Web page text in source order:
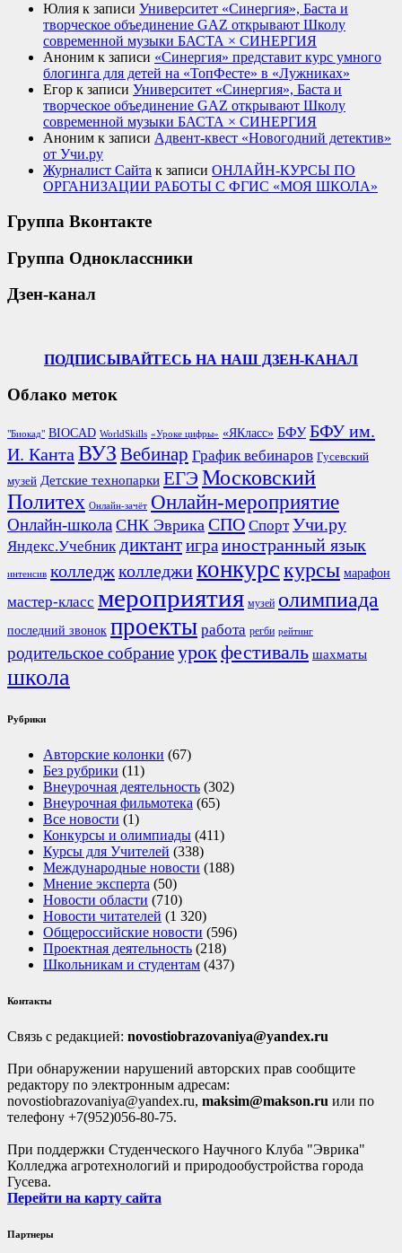
Юлия к записи Университет «Синергия», Баста и
творческое объединение GAZ открывают Школу
современной музыки БАСТА × СИНЕРГИЯ
Аноним к записи «Синергия» представит курс умного
блогинга для детей на «ТопФесте» в «Лужниках»
Егор к записи Университет «Синергия», Баста и
творческое объединение GAZ открывают Школу
современной музыки БАСТА × СИНЕРГИЯ
Аноним к записи Адвент-квест «Новогодний детектив»
от Учи.ру
Журналист Сайта к записи ОНЛАЙН-КУРСЫ ПО
ОРГАНИЗАЦИИ РАБОТЫ С ФГИС «МОЯ ШКОЛА»
Группа Вконтакте
Группа Одноклассники
Дзен-канал
ПОДПИСЫВАЙТЕСЬ НА НАШ ДЗЕН-КАНАЛ
Облако меток
"Биокад" BIOCAD WorldSkills «Уроке цифры» «ЯКласс» БФУ БФУ им.
И. КантаВУЗ Вебинар График вебинаров Гусевский
музей Детские технопарки ЕГЭ Московский
Политех Онлайн-зачёт Онлайн-мероприятие
Онлайн-школа СНК Эврика СПО Спорт Учи.ру
Яндекс.Учебник диктантиграиностранный язык
интенсив колледжколледжиконкурскурсы марафон
мастер-класс мероприятия музей олимпиада
последний звонок проекты работа регби рейтинг
родительское собраниеурокфестиваль шахматы
школа
Рубрики
Авторские колонки (67)
Без рубрики (11)
Внеурочная деятельность (302)
Внеурочная фильмотека (65)
Все новости (1)
Конкурсы и олимпиады (411)
Курсы для Учителей (338)
Международные новости (188)
Мнение эксперта (50)
Новости области (710)
Новости читателей (1 320)
Общероссийские новости (596)
Проектная деятельность (218)
Школьникам и студентам (437)
Контакты
Связь с редакцией: novostiobrazovaniya@yandex.ru
При обнаружении нарушений авторских прав сообщите
редактору по электронным адресам:
novostiobrazovaniya@yandex.ru, maksim@makson.ru или по
телефону +7(952)056-80-75.
При поддержки Студенческого Научного Клуба "Эврика"
Колледжа агротехнологий и природообустройства города
Гусева.
Перейти на карту сайта
Партнеры